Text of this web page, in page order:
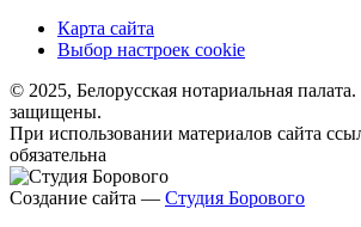
Карта сайта
Выбор настроек cookie
© 2025, Белорусская нотариальная
защищены.
При использовании материалов сайта
обязательна
Создание сайта — Студия Борового